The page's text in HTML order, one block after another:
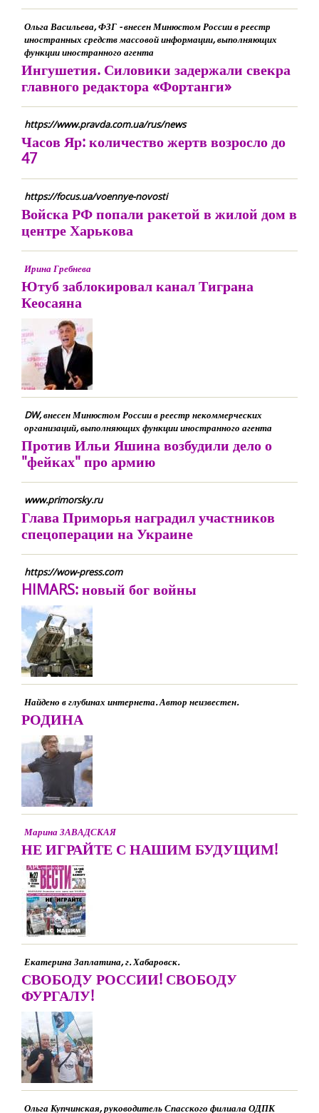
Ольга Васильева, ФЗГ - внесен Минюстом России в реестр
иностранных средств массовой информации, выполняющих
функции иностранного агента
Ингушетия. Силовики задержали свекра
главного редактора «Фортанги»
https://www.pravda.com.ua/rus/news
Часов Яр: количество жертв возросло до
47
https://focus.ua/voennye-novosti
Войска РФ попали ракетой в жилой дом в
центре Харькова
Ирина Гребнева
Ютуб заблокировал канал Тиграна
Кеосаяна
DW, внесен Минюстом России в реестр некоммерческих
организаций, выполняющих функции иностранного агента
Против Ильи Яшина возбудили дело о
"фейках" про армию
www.primorsky.ru
Глава Приморья наградил участников
спецоперации на Украине
https://wow-press.com
HIMARS: новый бог войны
Найдено в глубинах интернета. Автор неизвестен.
РОДИНА
Марина ЗАВАДСКАЯ
НЕ ИГРАЙТЕ С НАШИМ БУДУЩИМ!
Екатерина Заплатина, г. Хабаровск.
СВОБОДУ РОССИИ! СВОБОДУ
ФУРГАЛУ!
Ольга Купчинская, руководитель Спасского филиала ОДПК